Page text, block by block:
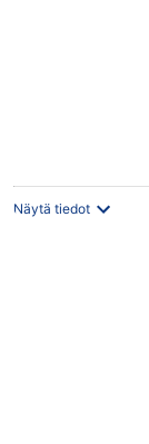
Näytä tiedot